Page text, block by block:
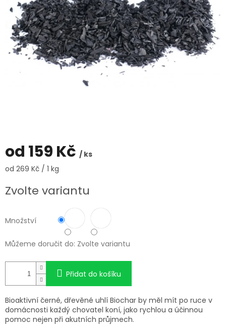
od 159 Kč / ks
Měrná
od 269 Kč / 1 kg
Zvolte variantu
Množství
Můžeme doručit do: Zvolte variantu
Přidat do košíku
Bioaktivní černé, dřevěné uhlí Biochar by měl mít po ruce v
domácnosti každý chovatel koní, jako rychlou a účinnou
pomoc nejen při akutních průjmech.